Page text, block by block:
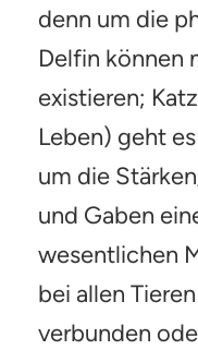
denn um die
Delfin können
existieren;
Leben) geht
um die
und Gaben
wesentlichen
bei allen
verbunden